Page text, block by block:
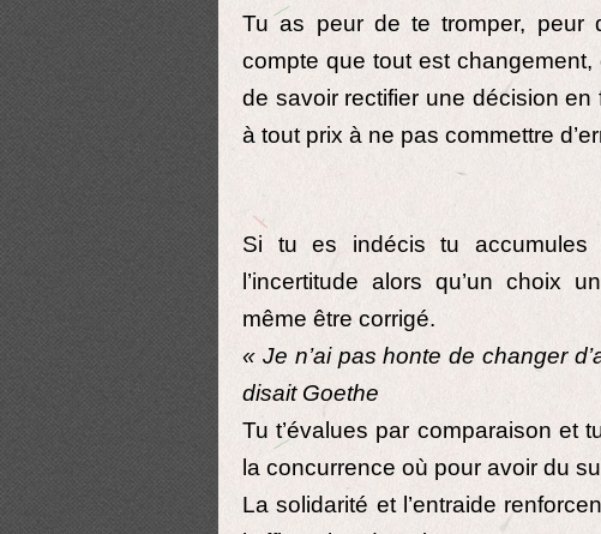
Tu as peur de te tromper, peur
compte que tout est
de savoir rectifier une décision
à tout prix à ne pas commettre
Si tu es indécis tu accumules
l’incertitude alors qu’un choix
même être corrigé.
« Je n’ai pas honte de changer
disait Goethe
Tu t’évalues par comparaison et
la concurrence où pour avoir du
La solidarité et l’entraide